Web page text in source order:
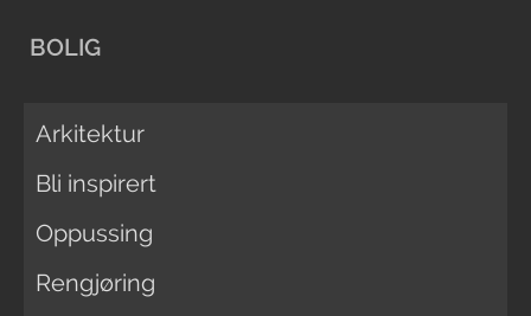
BOLIG
Arkitektur
Bli inspirert
Oppussing
Rengjøring